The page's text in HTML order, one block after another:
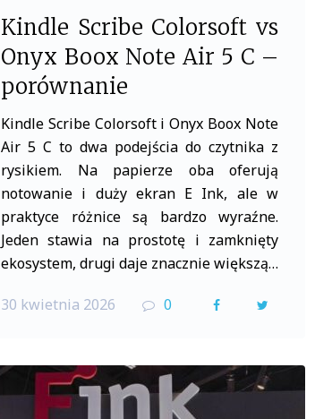
Kindle Scribe Colorsoft vs
Onyx Boox Note Air 5 C –
porównanie
Kindle Scribe Colorsoft i Onyx Boox Note
Air 5 C to dwa podejścia do czytnika z
rysikiem. Na papierze oba oferują
notowanie i duży ekran E Ink, ale w
praktyce różnice są bardzo wyraźne.
Jeden stawia na prostotę i zamknięty
ekosystem, drugi daje znacznie większą…
30 kwietnia 2026 0
F
c
e
i